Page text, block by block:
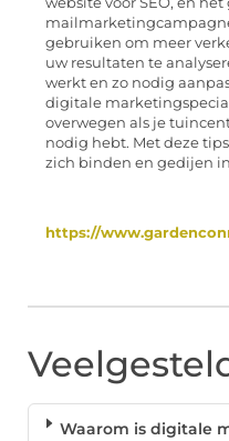
gebruiken om meer
uw resultaten te
werkt en zo nodig
digitale
overwegen als je
nodig hebt. Met deze
zich binden en gedijen
https://
Waarom is digitale